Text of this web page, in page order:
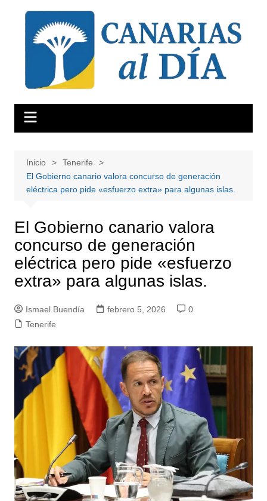
contenido
Inicio
Tenerife
El Gobierno canario valora concurso de generación
eléctrica pero pide «esfuerzo extra» para algunas islas.
El Gobierno canario valora
concurso de generación
eléctrica pero pide «esfuerzo
extra» para algunas islas.
Ismael Buendía febrero 5, 2026
0
Tenerife